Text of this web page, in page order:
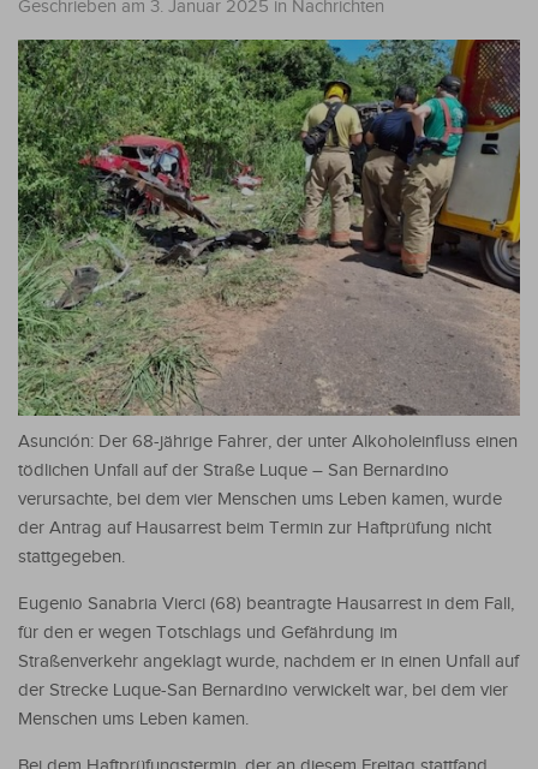
Geschrieben am 3. Januar 2025 in Nachrichten
Asunción: Der 68-jährige Fahrer, der unter Alkoholeinfluss einen
tödlichen Unfall auf der Straße Luque – San Bernardino
verursachte, bei dem vier Menschen ums Leben kamen, wurde
der Antrag auf Hausarrest beim Termin zur Haftprüfung nicht
stattgegeben.
Eugenio Sanabria Vierci (68) beantragte Hausarrest in dem Fall,
für den er wegen Totschlags und Gefährdung im
Straßenverkehr angeklagt wurde, nachdem er in einen Unfall auf
der Strecke Luque-San Bernardino verwickelt war, bei dem vier
Menschen ums Leben kamen.